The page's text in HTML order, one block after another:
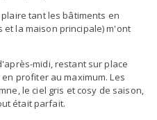
tant les bâtiments en
la maison principale) m'ont
midi, restant sur place
profiter au maximum. Les
le ciel gris et cosy de saison,
était parfait.